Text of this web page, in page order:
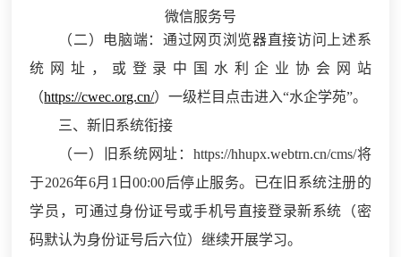
微信服务号
（二）电脑端：通过网页浏览器直接访问上述系
统网址，或登录中国水利企业协会网站
（https://cwec.org.cn/）一级栏目点击进入“水企学苑”。
三、新旧系统衔接
（一）旧系统网址：https://hhupx.webtrn.cn/cms/将
于2026年6月1日00:00后停止服务。已在旧系统注册的
学员，可通过身份证号或手机号直接登录新系统（密
码默认为身份证号后六位）继续开展学习。